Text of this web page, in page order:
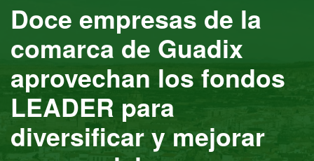
Doce empresas de la
comarca de Guadix
aprovechan los fondos
LEADER para
diversificar y mejorar